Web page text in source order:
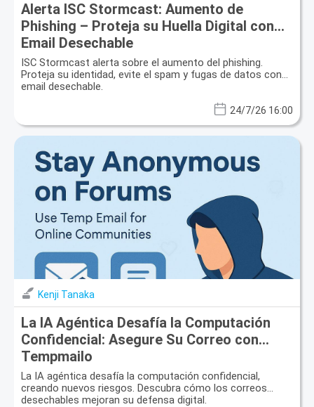
Alerta ISC Stormcast: Aumento de
Phishing – Proteja su Huella Digital con
Email Desechable
ISC Stormcast alerta sobre el aumento del phishing.
Proteja su identidad, evite el spam y fugas de datos con
email desechable.
24/7/26 16:00
Kenji Tanaka
La IA Agéntica Desafía la Computación
Confidencial: Asegure Su Correo con
Tempmailo
La IA agéntica desafía la computación confidencial,
creando nuevos riesgos. Descubra cómo los correos
desechables mejoran su defensa digital.